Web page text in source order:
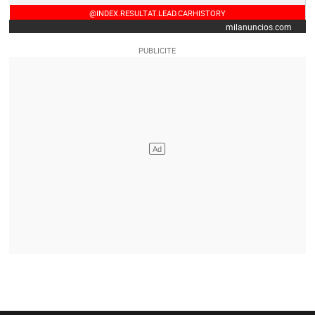
@INDEX.RESULTAT.LEAD.CARHISTORY
milanuncios.com